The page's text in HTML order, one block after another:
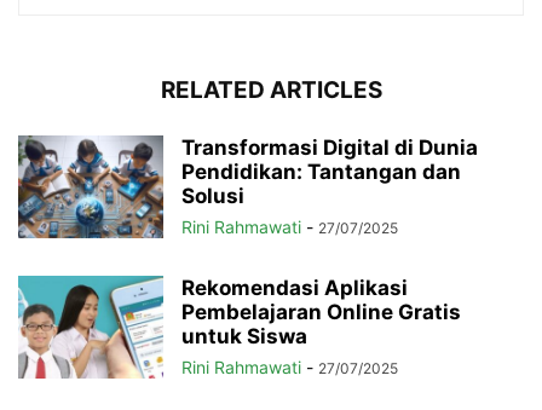
RELATED ARTICLES
Transformasi Digital di Dunia
Pendidikan: Tantangan dan
Solusi
Rini Rahmawati - 27/07/2025
Rekomendasi Aplikasi
Pembelajaran Online Gratis
untuk Siswa
Rini Rahmawati - 27/07/2025